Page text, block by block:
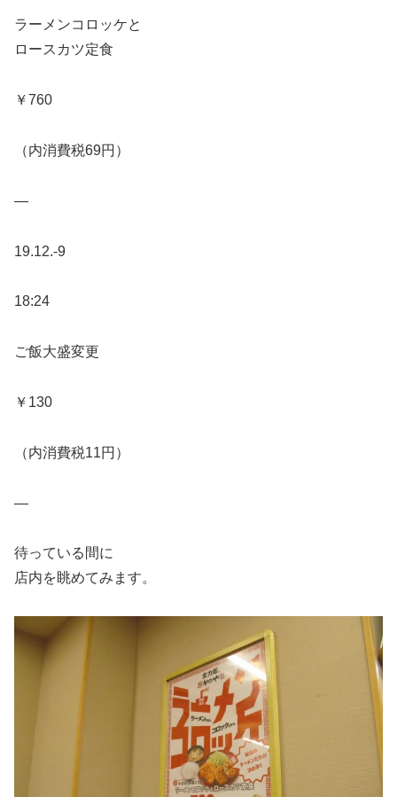
ラーメンコロッケと
ロースカツ定食
￥760
（内消費税69円）
—
19.12.-9
18:24
ご飯大盛変更
￥130
（内消費税11円）
—
待っている間に
店内を眺めてみます。